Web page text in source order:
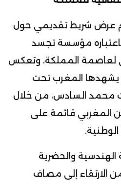
عرض شريط تقديمي حول
باعتباره مؤسسة تجسد
لعاصمة المملكة، وتعكس
يشهدها المغرب تحت
محمد السادس، من خلال
المغربي قائمة على
الوطنية.
والحضرية
الارتقاء إلى مصاف